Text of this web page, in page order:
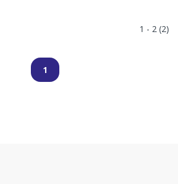
1 - 2 (2)
1